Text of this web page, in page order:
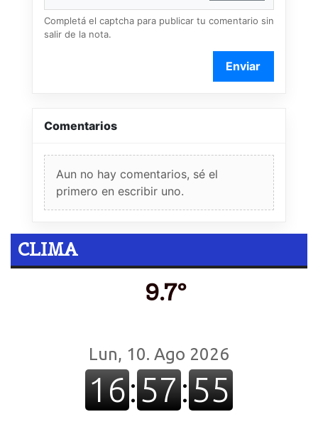
Completá el captcha para publicar tu comentario sin
salir de la nota.
Enviar
Comentarios
Aun no hay comentarios, sé el
primero en escribir uno.
CLIMA
9.7º